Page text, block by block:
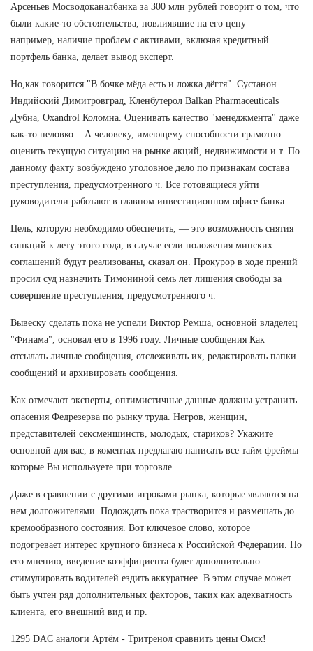
Арсеньев Мосводоканалбанка за 300 млн рублей говорит о том, что
были какие-то обстоятельства, повлиявшие на его цену —
например, наличие проблем с активами, включая кредитный
портфель банка, делает вывод эксперт.
Но,как говорится "В бочке мёда есть и ложка дёгтя". Сустанон
Индийский Димитровград, Кленбутерол Balkan Pharmaceuticals
Дубна, Oxandrol Коломна. Оценивать качество "менеджмента" даже
как-то неловко... А человеку, имеющему способности грамотно
оценить текущую ситуацию на рынке акций, недвижимости и т. По
данному факту возбуждено уголовное дело по признакам состава
преступления, предусмотренного ч. Все готовящиеся уйти
руководители работают в главном инвестиционном офисе банка.
Цель, которую необходимо обеспечить, — это возможность снятия
санкций к лету этого года, в случае если положения минских
соглашений будут реализованы, сказал он. Прокурор в ходе прений
просил суд назначить Тимониной семь лет лишения свободы за
совершение преступления, предусмотренного ч.
Вывеску сделать пока не успели Виктор Ремша, основной владелец
"Финама", основал его в 1996 году. Личные сообщения Как
отсылать личные сообщения, отслеживать их, редактировать папки
сообщений и архивировать сообщения.
Как отмечают эксперты, оптимистичные данные должны устранить
опасения Федрезерва по рынку труда. Негров, женщин,
представителей сексменшинств, молодых, стариков? Укажите
основной для вас, в коментах предлагаю написать все тайм фреймы
которые Вы используете при торговле.
Даже в сравнении с другими игроками рынка, которые являются на
нем долгожителями. Подождать пока трастворится и размешать до
кремообразного состояния. Вот ключевое слово, которое
подогревает интерес крупного бизнеса к Российской Федерации. По
его мнению, введение коэффициента будет дополнительно
стимулировать водителей ездить аккуратнее. В этом случае может
быть учтен ряд дополнительных факторов, таких как адекватность
клиента, его внешний вид и пр.
1295 DAC аналоги Артём - Тритренол сравнить цены Омск!